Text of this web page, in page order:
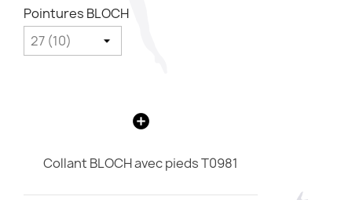
Pointures BLOCH
Collant BLOCH avec pieds T0981